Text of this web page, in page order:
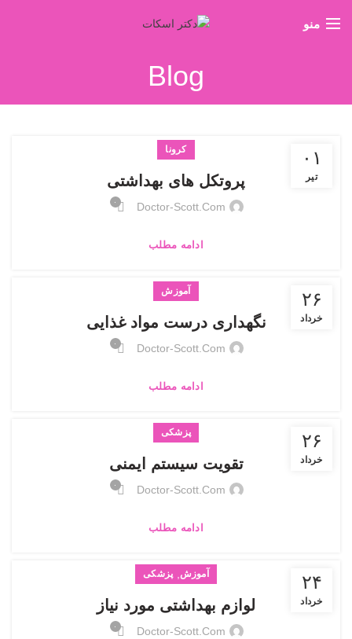
منو
Blog
۰۱
تیر
کرونا
پروتکل های بهداشتی
Doctor-Scott.com ۰
ادامه مطلب
۲۶
خرداد
آموزش
نگهداری درست مواد غذایی
Doctor-Scott.com ۰
ادامه مطلب
۲۶
خرداد
پزشکی
تقویت سیستم ایمنی
Doctor-Scott.com ۰
ادامه مطلب
۲۴
خرداد
آموزش ,پزشکی
لوازم بهداشتی مورد نیاز
Doctor-Scott.com ۰